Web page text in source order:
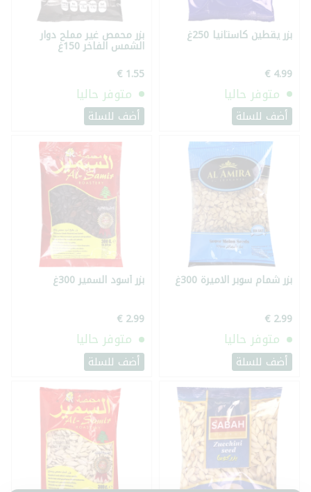
بزر يقطين كاستانيا 250غ
متوفر حاليا
أضف للسلة
بزر محمص غير مملح دوار
الشمس الفاخر 150غ
متوفر حاليا
أضف للسلة
بزر شمام سوبر الاميرة 300غ
متوفر حاليا
أضف للسلة
بزر أسود السمير 300غ
متوفر حاليا
أضف للسلة